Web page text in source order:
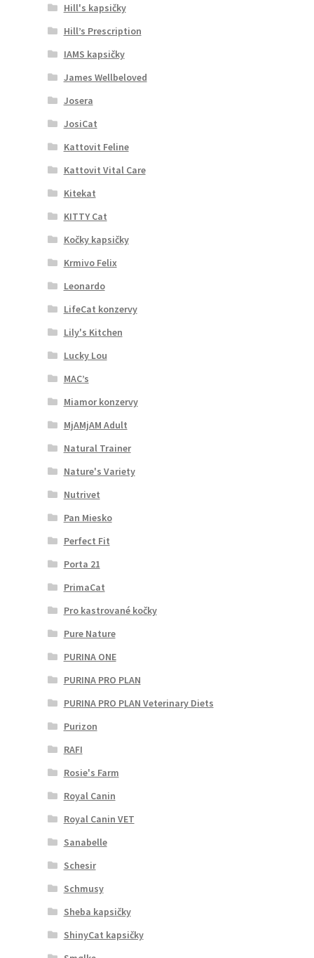
Hill's kapsičky
Hill’s Prescription
IAMS kapsičky
James Wellbeloved
Josera
JosiCat
Kattovit Feline
Kattovit Vital Care
Kitekat
KITTY Cat
Kočky kapsičky
Krmivo Felix
Leonardo
LifeCat konzervy
Lily's Kitchen
Lucky Lou
MAC’s
Miamor konzervy
MjAMjAM Adult
Natural Trainer
Nature's Variety
Nutrivet
Pan Miesko
Perfect Fit
Porta 21
PrimaCat
Pro kastrované kočky
Pure Nature
PURINA ONE
PURINA PRO PLAN
PURINA PRO PLAN Veterinary Diets
Purizon
RAFI
Rosie's Farm
Royal Canin
Royal Canin VET
Sanabelle
Schesir
Schmusy
Sheba kapsičky
ShinyCat kapsičky